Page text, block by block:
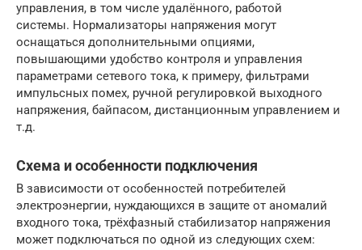
управления, в том числе удалённого, работой
системы. Нормализаторы напряжения могут
оснащаться дополнительными опциями,
повышающими удобство контроля и управления
параметрами сетевого тока, к примеру, фильтрами
импульсных помех, ручной регулировкой выходного
напряжения, байпасом, дистанционным управлением и
т.д.
Схема и особенности подключения
В зависимости от особенностей потребителей
электроэнергии, нуждающихся в защите от аномалий
входного тока, трёхфазный стабилизатор напряжения
может подключаться по одной из следующих схем: